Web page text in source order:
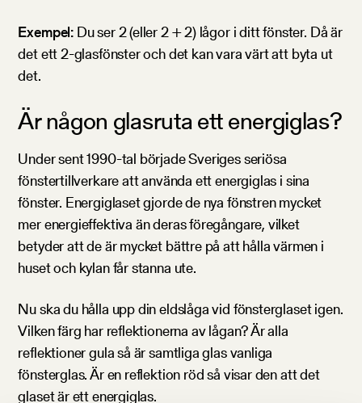
Exempel:Du ser 2 (eller 2 + 2) lågor i ditt fönster. Då är
det ett 2-glasfönster och det kan vara värt att byta ut
det.
Är någon glasruta ett energiglas?
Under sent 1990-tal började Sveriges seriösa
fönstertillverkare att använda ett energiglas i sina
fönster. Energiglaset gjorde de nya fönstren mycket
mer energieffektiva än deras föregångare, vilket
betyder att de är mycket bättre på att hålla värmen i
huset och kylan får stanna ute.
Nu ska du hålla upp din eldslåga vid fönsterglaset igen.
Vilken färg har reflektionerna av lågan? Är alla
reflektioner gula så är samtliga glas vanliga
fönsterglas. Är en reflektion röd så visar den att det
glaset är ett energiglas.